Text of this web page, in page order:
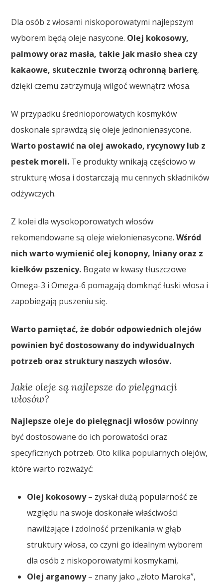
Dla osób z włosami niskoporowatymi najlepszym
wyborem będą oleje nasycone. Olej kokosowy,
palmowy oraz masła, takie jak masło shea czy
kakaowe, skutecznie tworzą ochronną barierę,
dzięki czemu zatrzymują wilgoć wewnątrz włosa.
W przypadku średnioporowatych kosmyków
doskonale sprawdzą się oleje jednonienasycone.
Warto postawić na olej awokado, rycynowy lub z
pestek moreli. Te produkty wnikają częściowo w
strukturę włosa i dostarczają mu cennych składników
odżywczych.
Z kolei dla wysokoporowatych włosów
rekomendowane są oleje wielonienasycone.Wśród
nich warto wymienić olej konopny, lniany oraz z
kiełków pszenicy. Bogate w kwasy tłuszczowe
Omega-3 i Omega-6 pomagają domknąć łuski włosa i
zapobiegają puszeniu się.
Warto pamiętać, że dobór odpowiednich olejów
powinien być dostosowany do indywidualnych
potrzeb oraz struktury naszych włosów.
Jakie oleje są najlepsze do pielęgnacji
włosów?
Najlepsze oleje do pielęgnacji włosów powinny
być dostosowane do ich porowatości oraz
specyficznych potrzeb. Oto kilka popularnych olejów,
które warto rozważyć:
Olej kokosowy– zyskał dużą popularność ze
względu na swoje doskonałe właściwości
nawilżające i zdolność przenikania w głąb
struktury włosa, co czyni go idealnym wyborem
dla osób z niskoporowatymi kosmykami,
Olej arganowy– znany jako „złoto Maroka”,